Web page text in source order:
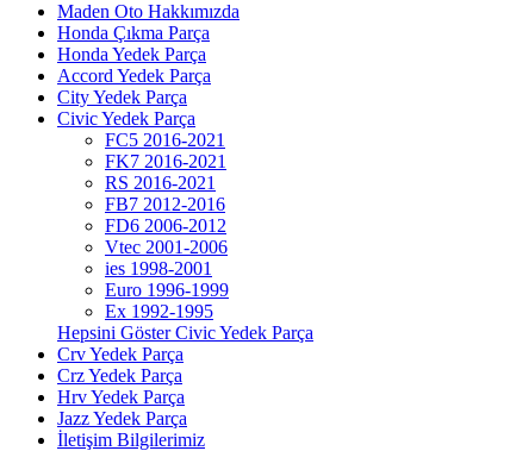
Maden Oto Hakkımızda
Honda Çıkma Parça
Honda Yedek Parça
Accord Yedek Parça
City Yedek Parça
Civic Yedek Parça
FC5 2016-2021
FK7 2016-2021
RS 2016-2021
FB7 2012-2016
FD6 2006-2012
Vtec 2001-2006
ies 1998-2001
Euro 1996-1999
Ex 1992-1995
Hepsini Göster Civic Yedek Parça
Crv Yedek Parça
Crz Yedek Parça
Hrv Yedek Parça
Jazz Yedek Parça
İletişim Bilgilerimiz